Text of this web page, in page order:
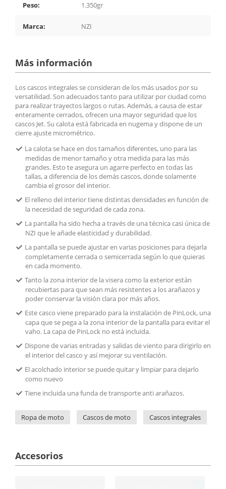
Peso: 1.350gr
Marca: NZI
Más información
Los cascos integrales se consideran de los más usados por su
versatilidad. Son adecuados tanto para utilizar por ciudad como
para realizar trayectos largos o rutas. Además, a causa de estar
enteramente cerrados, ofrecen una mayor seguridad que los
cascos Jet. Su calota está fabricada en nugema y dispone de un
cierre ajuste micrométrico.
La calota se hace en dos tamaños diferentes, uno para las
medidas de menor tamaño y otra medida para las más
grandes. Esto te asegura un agarre perfecto en todas las
tallas, a diferencia de los demás cascos, donde solamente
cambia el grosor del interior.
El relleno del interior tiene distintas densidades en función de
la necesidad de seguridad de cada zona.
La pantalla ha sido hecha a través de una técnica casi única de
NZI que le añade elasticidad y durabilidad.
La pantalla se puede ajustar en varias posiciones para dejarla
completamente cerrada o semicerrada según lo que quieras
en cada momento.
Tanto la zona interior de la visera como la exterior están
recubiertas para que sean más resistentes a los arañazos y
poder conservar la visión clara por más años.
Este casco viene preparado para la instalación de PinLock, una
capa que se pega a la zona interior de la pantalla para evitar el
vaho. La capa de PinLock no está incluida.
Dispone de varias entradas y salidas de viento para dirigirlo en
el interior del casco y así mejorar su ventilación.
El acolchado interior se puede quitar y limpiar para dejarlo
como nuevo
Tiene incluida una funda de transporte anti arañazos.
Ropa de moto Cascos de moto Cascos integrales
Accesorios